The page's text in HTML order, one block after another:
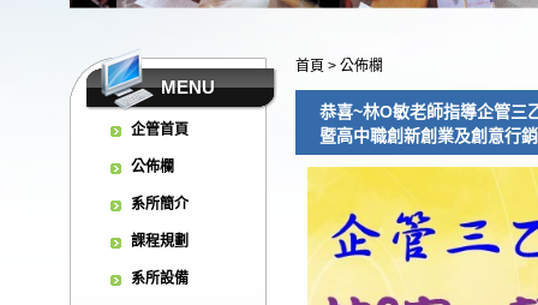
MENU
企管首頁
公佈欄
系所簡介
課程規劃
系所設備
首頁 > 公佈欄
恭喜~林O敏老師指導企管三
暨高中職創新創業及創意行